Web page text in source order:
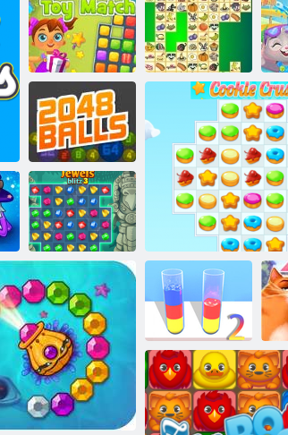
בהזל הלהבה תורצוא דיצ!םיעוצעצ קחשמ קריס ונג
םירודכ 2048
3 תויגוע קוסיר
3 ץילב טישכת
2 םימ ןוימ לזאפ